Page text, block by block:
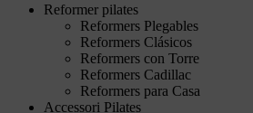
Reformer pilates
Reformers Plegables
Reformers Clásicos
Reformers con Torre
Reformers Cadillac
Reformers para Casa
Accessori Pilates